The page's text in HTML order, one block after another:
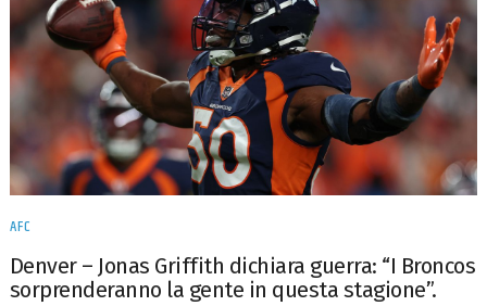
AFC
Denver – Jonas Griffith dichiara guerra: “I Broncos
sorprenderanno la gente in questa stagione”.